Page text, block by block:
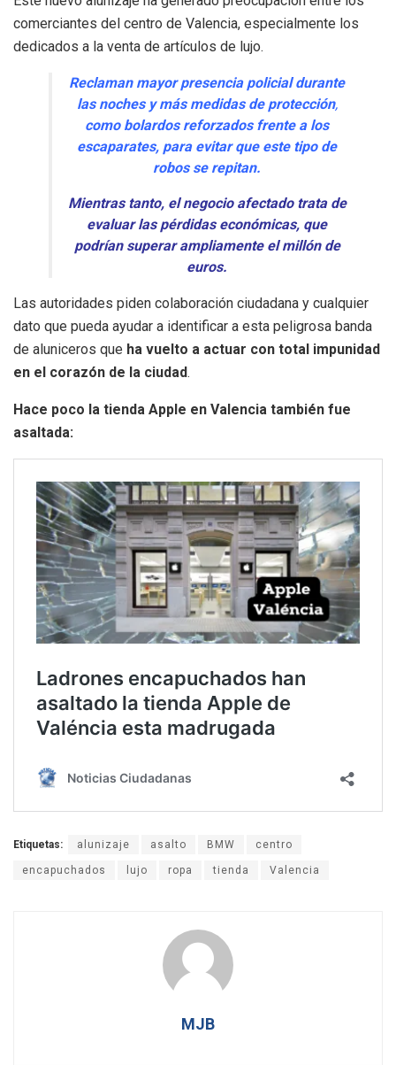
comerciantes del centro de Valencia, especialmente los
dedicados a la venta de artículos de lujo.
Reclaman mayor presencia policial durante
las noches y más medidas de protección,
como bolardos reforzados frente a los
escaparates, para evitar que este tipo de
robos se repitan.
Mientras tanto, el negocio afectado trata de
evaluar las pérdidas económicas, que
podrían superar ampliamente el millón de
euros.
Las autoridades piden colaboración ciudadana y cualquier
dato que pueda ayudar a identificar a esta peligrosa banda
de aluniceros que ha vuelto a actuar con total impunidad
en el corazón de la ciudad.
Hace poco la tienda Apple en Valencia también fue
asaltada:
Etiquetas: alunizaje asalto BMW centro
encapuchados lujo ropa tienda Valencia
MJB